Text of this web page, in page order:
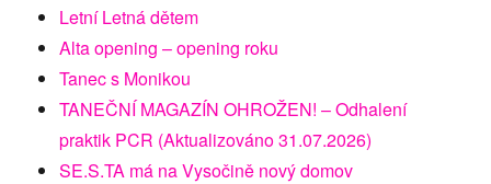
Letní Letná dětem
Alta opening – opening roku
Tanec s Monikou
TANEČNÍ MAGAZÍN OHROŽEN! – Odhalení
praktik PCR (Aktualizováno 31.07.2026)
SE.S.TA má na Vysočině nový domov